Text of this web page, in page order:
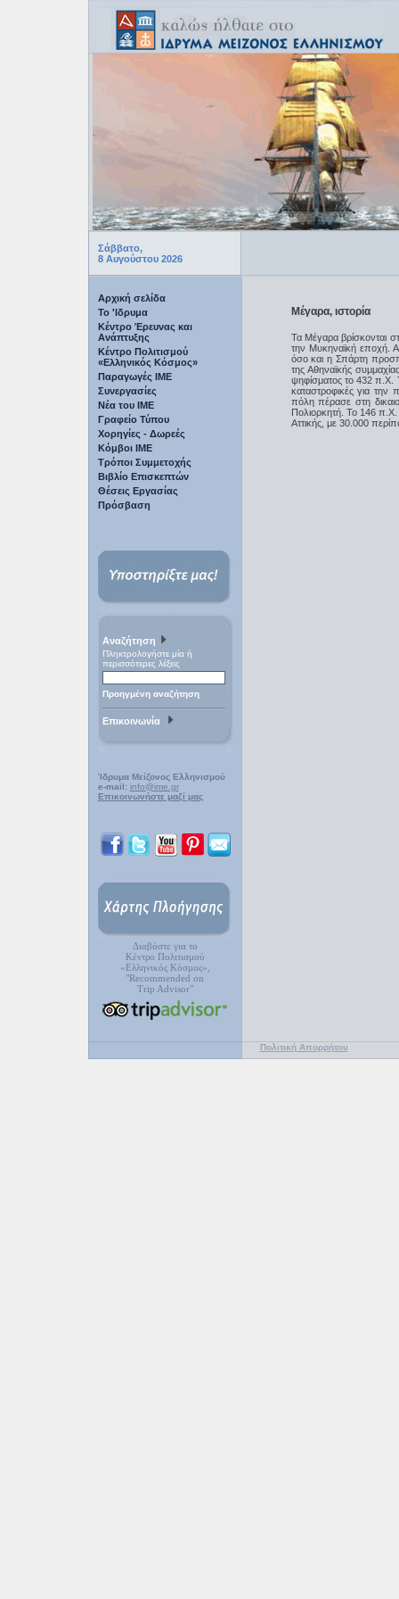
Σάββατο,
8 Αυγούστου 2026
Αρχική σελίδα
Το 'Ιδρυμα
Κέντρο Έρευνας και
Ανάπτυξης
Κέντρο Πολιτισμού
«Ελληνικός Κόσμος»
Παραγωγές IME
Συνεργασίες
Νέα του ΙΜΕ
Γραφείο Τύπου
Χορηγίες - Δωρεές
Κόμβοι ΙΜΕ
Τρόποι Συμμετοχής
Βιβλίο Επισκεπτών
Θέσεις Εργασίας
Πρόσβαση
Αναζήτηση
Πληκτρολογήστε μία ή
περισσότερες λέξεις
Προηγμένη αναζήτηση
Επικοινωνία
Ίδρυμα Μείζονος Ελληνισμού
e-mail: info@ime.gr
Επικοινωνήστε μαζί μας
Διαβάστε για το
Κέντρο Πολιτισμού
«Ελληνικός Κόσμος»,
"Recommended on
Trip Advisor"
Μέγαρα, ιστορία
Τα Μέγαρα βρίσκονται
την Μυκηναϊκή εποχή.
όσο και η Σπάρτη
της Αθηναϊκής
ψηφίσματος το 432 π.Χ.
καταστροφικές για
πόλη πέρασε στη
Πολιορκητή. Το 146 π.Χ.
Αττικής, με 30.000
Πολιτική Απορρήτου